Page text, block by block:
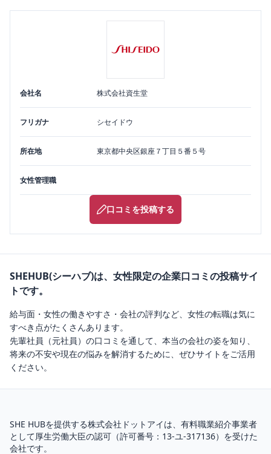
会社名 株式会社資生堂
フリガナ シセイドウ
所在地 東京都中央区銀座７丁目５番５号
女性管理職
口コミを投稿する
SHEHUB(シーハブ)は、女性限定の企業口コミの投稿サイ
トです。
給与面・女性の働きやすさ・会社の評判など、女性の転職は気に
すべき点がたくさんあります。
先輩社員（元社員）の口コミを通して、本当の会社の姿を知り、
将来の不安や現在の悩みを解消するために、ぜひサイトをご活用
ください。
SHE HUBを提供する株式会社ドットアイは、 有料職業紹介事業者
として厚生労働大臣の認可（許可番号：13-ユ-317136）を受けた
会社です。